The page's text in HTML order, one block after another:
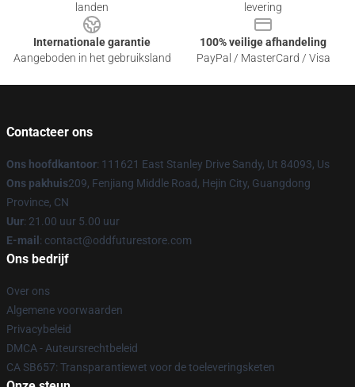
landen
levering
Internationale garantie
Aangeboden in het gebruiksland
100% veilige afhandeling
PayPal / MasterCard / Visa
Contacteer ons
Ons hoofdkantoor: 111621 East Stanley Drive Sandy, Ut 84093, Us
Ons pakhuis209, Fenjiang Middle Road, Hejin City, Guangdong
Province, CN
Uur: 21.00 uur 5.00 uur
E-mail : contact@oddfuturestore.com
Ons bedrijf
Over ons
Algemene voorwaarden
Privacybeleid
DMCA - Auteursrechtbeleid
CA SB657: Transparantiewet voor de toeleveringsketen